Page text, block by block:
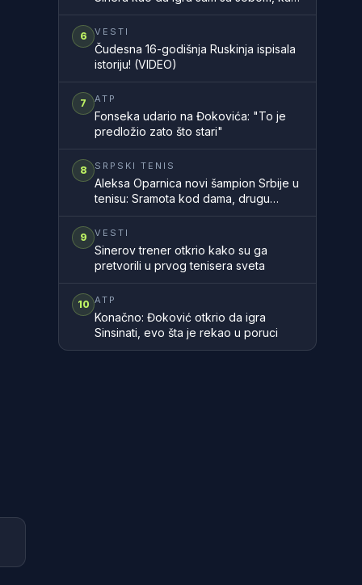
6 VESTI
Čudesna 16-godišnja Ruskinja ispisala
istoriju! (VIDEO)
7 ATP
Fonseka udario na Đokovića: "To je
predložio zato što stari"
8 SRPSKI TENIS
Aleksa Oparnica novi šampion Srbije u
tenisu: Sramota kod dama, drugu
zemlje
9 VESTI
Sinerov trener otkrio kako su ga
pretvorili u prvog tenisera sveta
10 ATP
Konačno: Đoković otkrio da igra
Sinsinati, evo šta je rekao u poruci